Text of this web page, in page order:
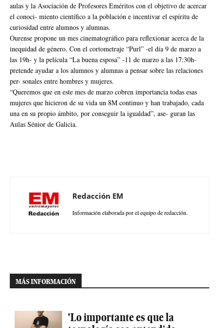
aulas y la Asociación de Profesores Eméritos con el objetivo de acercar
el conoci- miento científico a la población e incentivar el espíritu de
curiosidad entre alumnos y alumnas.
Ourense propone un mes cinematográfico para reflexionar acerca de la
inequidad de género. Con el cortometraje “Purl” -el día 9 de marzo a
las 19h- y la película “La buena esposa” -11 de marzo a las 17:30h-
pretende ayudar a los alumnos y alumnas a pensar sobre las relaciones
per- sonales entre hombres y mujeres.
“Queremos que en este mes de marzo cobren importancia todas esas
mujeres que hicieron de su vida un 8M continuo y han trabajado, cada
una en su propio ámbito, por conseguir la igualdad”, ase- guran las
Aulas Sénior de Galicia.
Redacción EM
Información elaborada por el equipo de redacción.
MÁS INFORMACIÓN
'Lo importante es que la